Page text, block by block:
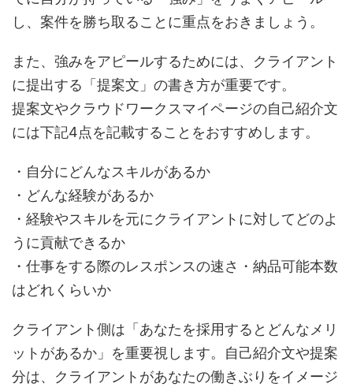
し、案件を勝ち取ることに重点をおきましょう。
また、強みをアピールするためには、クライアント
に提出する「提案文」の書き方が重要です。
提案文やクラウドワークスマイページの自己紹介文
には下記4点を記載することをおすすめします。
・自分にどんなスキルがあるか
・どんな経験があるか
・経験やスキルを元にクライアントに対してどのよ
うに貢献できるか
・仕事をする際のレスポンスの速さ・納品可能本数
はどれくらいか
クライアント側は「あなたを採用するとどんなメリ
ットがあるか」を重要視します。自己紹介文や提案
分は、クライアントがあなたの働きぶりをイメージ